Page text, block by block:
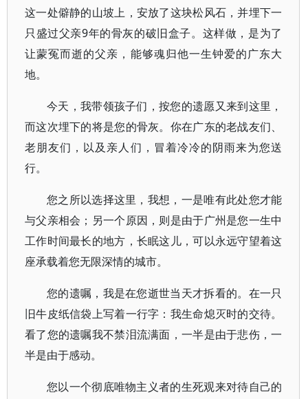
这一处僻静的山坡上，安放了这块松风石，并埋下一
只盛过父亲9年的骨灰的破旧盒子。这样做，是为了
让蒙冤而逝的父亲，能够魂归他一生钟爱的广东大
地。
今天，我带领孩子们，按您的遗愿又来到这里，
而这次埋下的将是您的骨灰。你在广东的老战友们、
老朋友们，以及亲人们，冒着冷冷的阴雨来为您送
行。
您之所以选择这里，我想，一是唯有此处您才能
与父亲相会；另一个原因，则是由于广州是您一生中
工作时间最长的地方，长眠这儿，可以永远守望着这
座承载着您无限深情的城市。
您的遗嘱，我是在您逝世当天才拆看的。在一只
旧牛皮纸信袋上写着一行字：我生命熄灭时的交待。
看了您的遗嘱我不禁泪流满面，一半是由于悲伤，一
半是由于感动。
您以一个彻底唯物主义者的生死观来对待自己的